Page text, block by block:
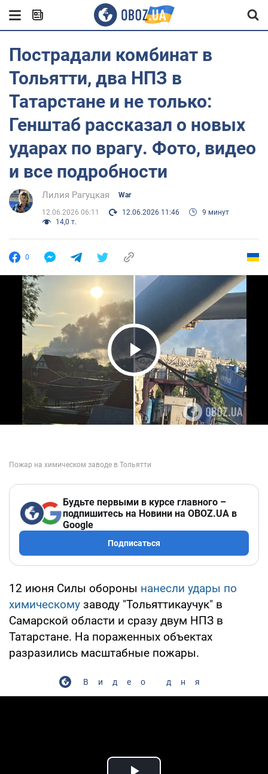
Пострадали комбинат в
Тольятти, два НПЗ в
Татарстане и не только:
Генштаб рассказал о новых
ударах по врагу. Фото, видео
и все подробности
Лилия Рагуцкая War
12.06.2026 06:11 12.06.2026 11:46
9 минут
14,0 т.
0
Play Video
Будьте первыми в курсе главного –
подпишитесь на Новини на OBOZ.UA в
Google
Подписаться
12 июня Силы обороны нанесли удары по
химическому заводу "Тольяттикаучук" в
Самарской области и сразу двум НПЗ в
Татарстане. На пораженных объектах
разразились масштабные пожары.
Видео дня